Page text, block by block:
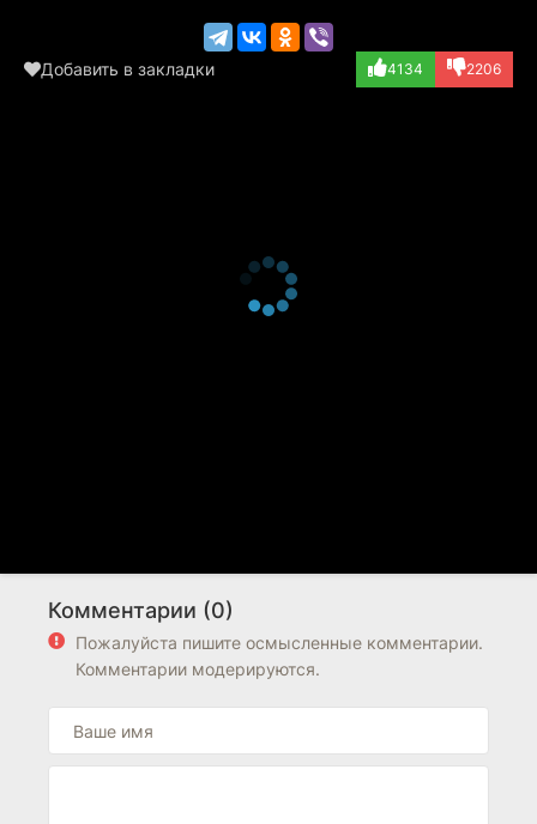
Добавить в закладки 4134 2206
Комментарии (0)
Пожалуйста пишите осмысленные комментарии.
Комментарии модерируются.